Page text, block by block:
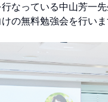
なっている中山芳一
の無料勉強会を行いま